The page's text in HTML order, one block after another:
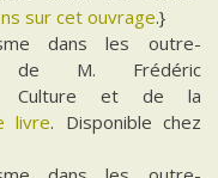
sur cet ouvrage.}
dans les outre-
de M. Frédéric
Culture et de la
livre. Disponible chez